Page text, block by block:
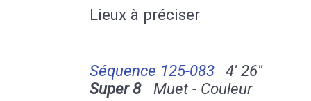
Lieux à préciser
Séquence 125-083
4' 26''
Super 8Muet - Couleur